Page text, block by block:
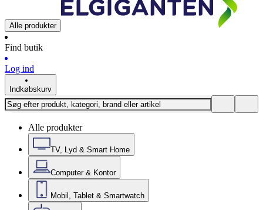
Alle produkter
Find butik
Log ind
Indkøbskurv
Alle produkter
TV, Lyd & Smart Home
Computer & Kontor
Mobil, Tablet & Smartwatch